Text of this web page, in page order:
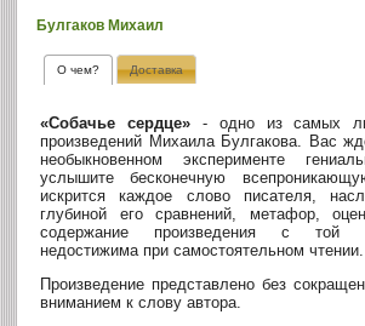
Булгаков Михаил
О чем? Доставка
«Собачье сердце» - одно из самых
произведений Михаила Булгакова. Вас
необыкновенном эксперименте
услышите бесконечную
искрится каждое слово писателя,
глубиной его сравнений, метафор,
содержание произведения с той
недостижима при самостоятельном чтении.
Произведение представлено без
вниманием к слову автора.